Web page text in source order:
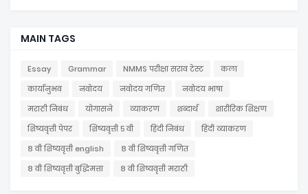
MAIN TAGS
Essay Grammar NMMS परीक्षा सराव टेस्ट
कला
कार्यानुभव
नवोदय नवोदय गणित
नवोदय भाषा
मराठी निबंध
योगासने व्याकरण शब्दार्थ
शारीरिक शिक्षण
शिष्यवृत्ती पेपर
शिष्यवृत्ती ५ वी हिंदी निबंध
हिंदी व्याकरण
८ वी शिष्यवृत्ती english
८ वी शिष्यवृत्ती गणित
८ वी शिष्यवृत्ती बुद्धिमत्ता
८ वी शिष्यवृत्ती मराठी